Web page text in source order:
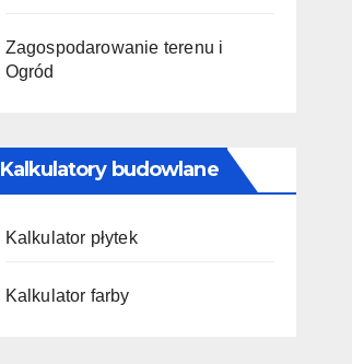
Zagospodarowanie terenu i
Ogród
Kalkulatory budowlane
Kalkulator płytek
Kalkulator farby